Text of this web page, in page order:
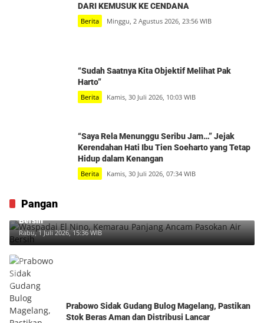
DARI KEMUSUK KE CENDANA
Berita Minggu, 2 Agustus 2026, 23:56 WIB
“Sudah Saatnya Kita Objektif Melihat Pak
Harto”
Berita Kamis, 30 Juli 2026, 10:03 WIB
“Saya Rela Menunggu Seribu Jam…” Jejak
Kerendahan Hati Ibu Tien Soeharto yang Tetap
Hidup dalam Kenangan
Berita Kamis, 30 Juli 2026, 07:34 WIB
Pangan
Waspadai El Nino, Kemarau Panjang Ancam Pasokan Air
Bersih
Rabu, 1 Juli 2026, 15:36 WIB
Prabowo Sidak Gudang Bulog Magelang, Pastikan
Stok Beras Aman dan Distribusi Lancar